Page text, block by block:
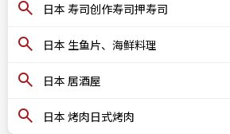
日本 寿司创作寿司押寿司
日本 生鱼片、海鲜料理
日本 居酒屋
日本 烤肉日式烤肉